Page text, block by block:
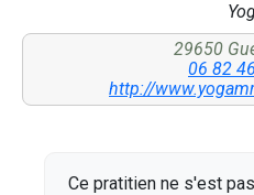
29650
06 82
http://
Ce pratitien ne s'est